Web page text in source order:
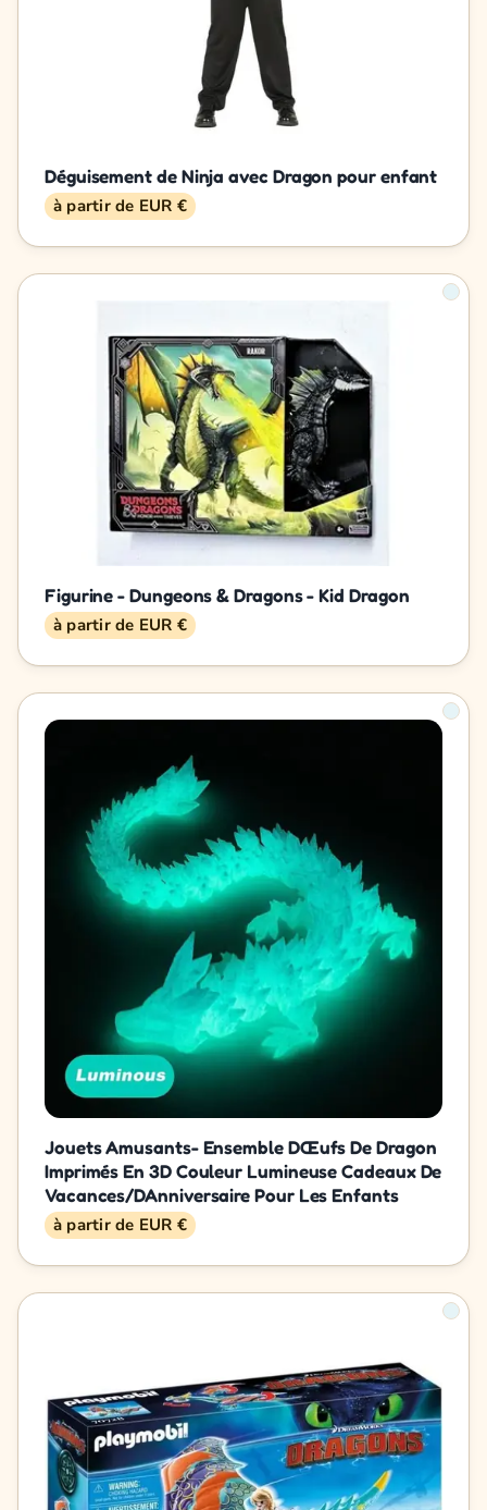
Déguisement de Ninja avec Dragon pour enfant
à partir de EUR €
Figurine - Dungeons & Dragons - Kid Dragon
à partir de EUR €
Jouets Amusants- Ensemble DŒufs De Dragon
Imprimés En 3D Couleur Lumineuse Cadeaux De
Vacances/DAnniversaire Pour Les Enfants
à partir de EUR €